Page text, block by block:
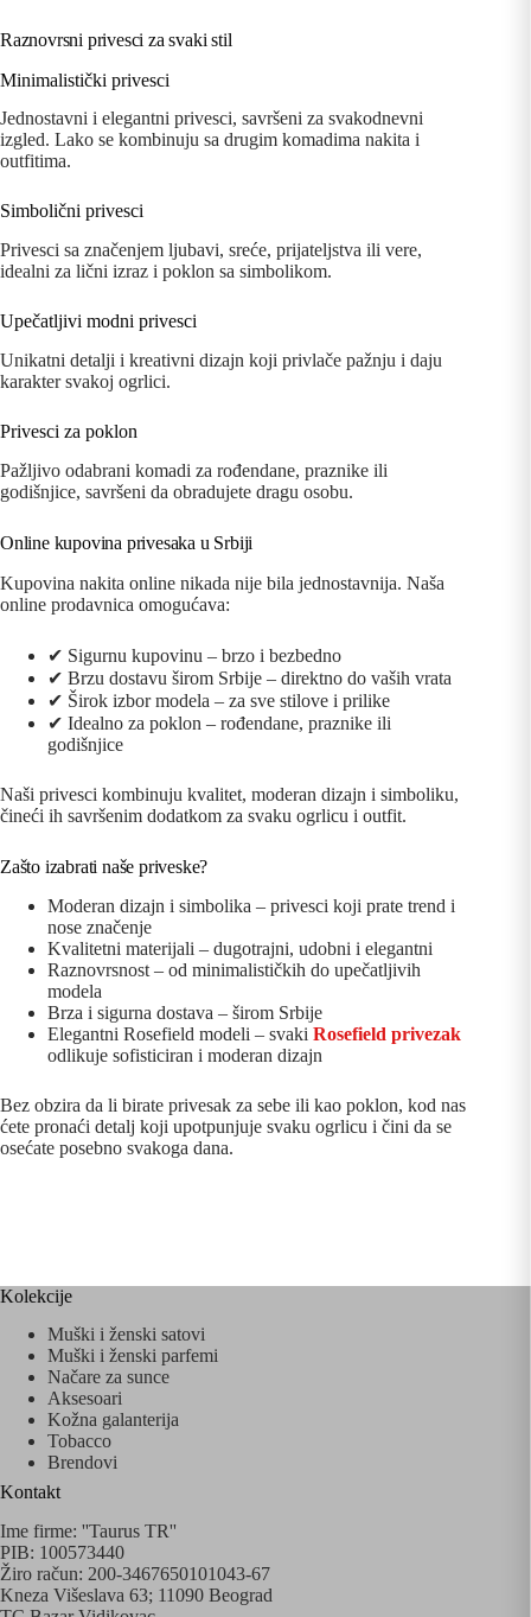
Raznovrsni privesci za svaki stil
Minimalistički privesci
Jednostavni i elegantni privesci, savršeni za svakodnevni
izgled. Lako se kombinuju sa drugim komadima nakita i
outfitima.
Simbolični privesci
Privesci sa značenjem ljubavi, sreće, prijateljstva ili vere,
idealni za lični izraz i poklon sa simbolikom.
Upečatljivi modni privesci
Unikatni detalji i kreativni dizajn koji privlače pažnju i daju
karakter svakoj ogrlici.
Privesci za poklon
Pažljivo odabrani komadi za rođendane, praznike ili
godišnjice, savršeni da obradujete dragu osobu.
Online kupovina privesaka u Srbiji
Kupovina nakita online nikada nije bila jednostavnija. Naša
online prodavnica omogućava:
✔ Sigurnu kupovinu – brzo i bezbedno
✔ Brzu dostavu širom Srbije – direktno do vaših vrata
✔ Širok izbor modela – za sve stilove i prilike
✔ Idealno za poklon – rođendane, praznike ili
godišnjice
Naši privesci kombinuju kvalitet, moderan dizajn i simboliku,
čineći ih savršenim dodatkom za svaku ogrlicu i outfit.
Zašto izabrati naše priveske?
Moderan dizajn i simbolika – privesci koji prate trend i
nose značenje
Kvalitetni materijali – dugotrajni, udobni i elegantni
Raznovrsnost – od minimalističkih do upečatljivih
modela
Brza i sigurna dostava – širom Srbije
Elegantni Rosefield modeli – svaki Rosefield privezak
odlikuje sofisticiran i moderan dizajn
Bez obzira da li birate privesak za sebe ili kao poklon, kod nas
ćete pronaći detalj koji upotpunjuje svaku ogrlicu i čini da se
osećate posebno svakoga dana.
Kolekcije
Muški i ženski satovi
Muški i ženski parfemi
Načare za sunce
Aksesoari
Kožna galanterija
Tobacco
Brendovi
Kontakt
Ime firme: ''Taurus TR''
PIB: 100573440
Žiro račun: 200-3467650101043-67
Kneza Višeslava 63; 11090 Beograd